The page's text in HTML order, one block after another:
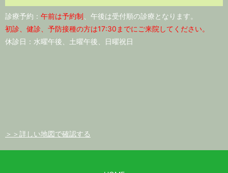
診療予約： 午前は予約制 、午後は受付順の診療となります。
初診、健診、予防接種の方は17:30までにご来院してください。
休診日：水曜午後、土曜午後、日曜祝日
＞＞詳しい地図で確認する